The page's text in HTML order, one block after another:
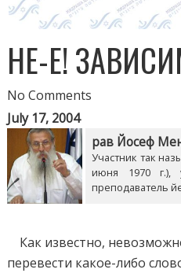
НЕ-Е!
No Comments
July 17, 2004
рав Йосеф
Участник так
июня 1970 г.),
преподаватель
Как известно,
перевести какое-либо